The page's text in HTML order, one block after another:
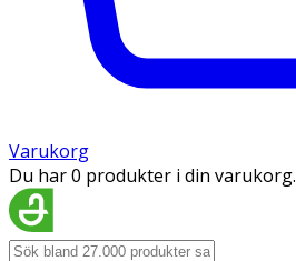
Varukorg
Du har 0 produkter i din varukorg.